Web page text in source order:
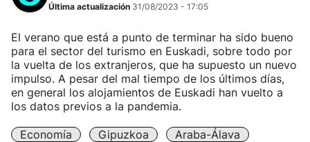
Última actualización 31/08/2023 - 17:05
El verano que está a punto de terminar ha sido bueno
para el sector del turismo en Euskadi, sobre todo por
la vuelta de los extranjeros, que ha supuesto un nuevo
impulso. A pesar del mal tiempo de los últimos días,
en general los alojamientos de Euskadi han vuelto a
los datos previos a la pandemia.
Economía Gipuzkoa
Araba-Álava